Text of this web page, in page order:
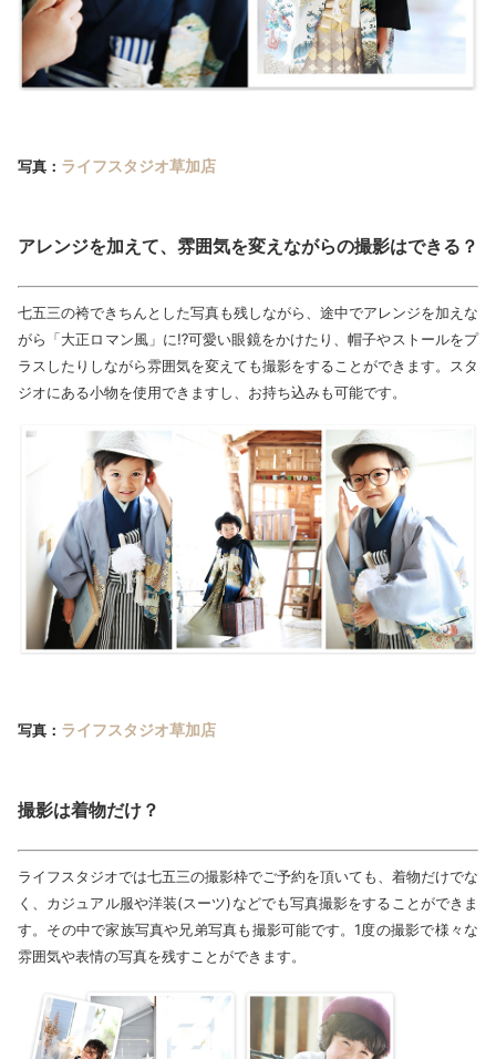
写真： ライフスタジオ草加店
アレンジを加えて、雰囲気を変えながらの撮影はできる？
七五三の袴できちんとした写真も残しながら、途中でアレンジを加えな
がら「大正ロマン風」に⁉可愛い眼鏡をかけたり、帽子やストールをプ
ラスしたりしながら雰囲気を変えても撮影をすることができます。スタ
ジオにある小物を使用できますし、お持ち込みも可能です。
写真： ライフスタジオ草加店
撮影は着物だけ？
ライフスタジオでは七五三の撮影枠でご予約を頂いても、着物だけでな
く、カジュアル服や洋装(スーツ)などでも写真撮影をすることができま
す。その中で家族写真や兄弟写真も撮影可能です。1度の撮影で様々な
雰囲気や表情の写真を残すことができます。